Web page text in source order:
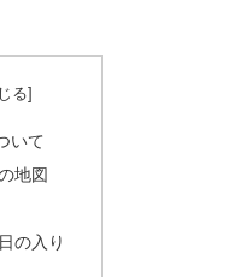
いて
地図
の入り